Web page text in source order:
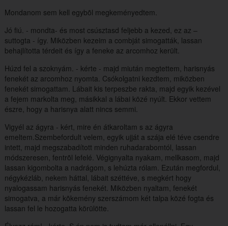
Mondanom sem kell egybõl megkeményedtem.
Jó fiú. - mondta- és most csúsztasd feljebb a kezed, ez az –
suttogta - így. Miközben kezeim a combját simogatták, lassan
behajlította térdeit és így a feneke az arcomhoz került.
Húzd fel a szoknyám. - kérte - majd miután megtettem, harisnyás
fenekét az arcomhoz nyomta. Csókolgatni kezdtem, miközben
fenekét simogattam. Lábait kis terpeszbe rakta, majd egyik kezével
a fejem markolta meg, másikkal a lábai közé nyúlt. Ekkor vettem
észre, hogy a harisnya alatt nincs semmi.
Vigyél az ágyra - kért, mire én átkaroltam s az ágyra
emeltem.Szembefordult velem, egyik ujját a szája elé téve csendre
intett, majd megszabadított minden ruhadarabomtól, lassan
módszeresen, fentrõl lefelé. Végignyalta nyakam, mellkasom, majd
lassan kigombolta a nadrágom, s lehúzta rólam. Ezután megfordul,
négykézláb, nekem háttal, lábait széttéve, s megkért hogy
nyalogassam harisnyás fenekét. Miközben nyaltam, fenekét
simogatva, a már kõkemény szerszámom két talpa közé fogta és
lassan fel le hozogatta körülötte.